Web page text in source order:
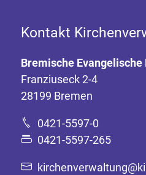
Kontakt
Bremische Evangelische
Franziuseck 2-4
28199 Bremen
0421-5597-0
0421-5597-265